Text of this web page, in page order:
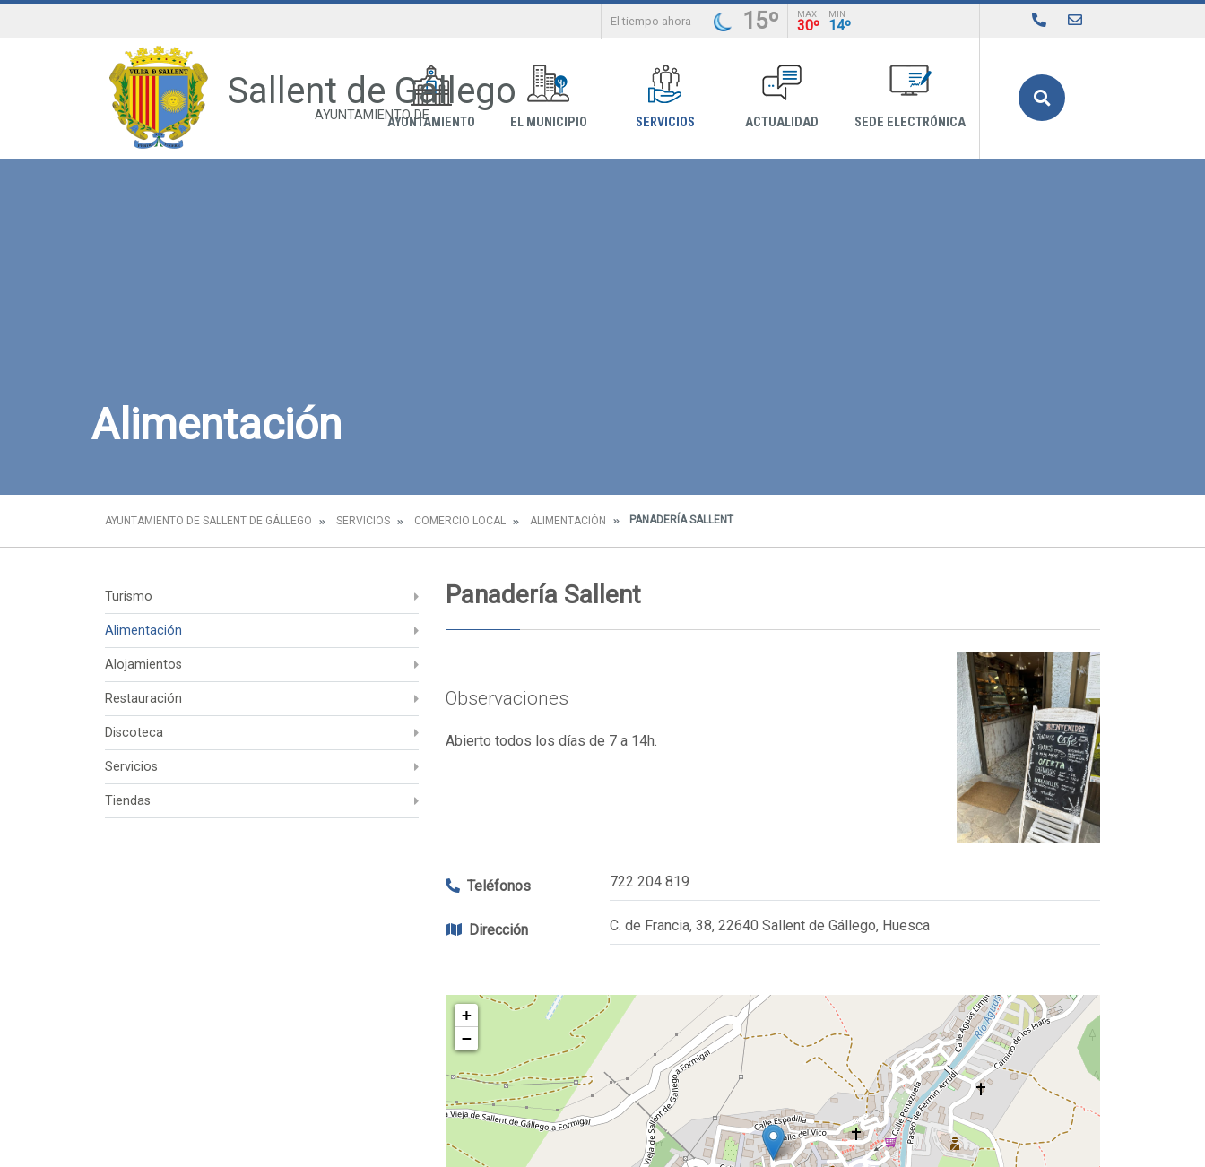
El tiempo ahora 15º MAX
30º
MIN
14º
Sallent de Gállego
AYUNTAMIENTO DEAYUNTAMIENTO EL MUNICIPIO SERVICIOS ACTUALIDAD SEDE ELECTRÓNICA
Alimentación
AYUNTAMIENTO DE SALLENT DE GÁLLEGO SERVICIOS COMERCIO LOCAL ALIMENTACIÓN PANADERÍA SALLENT
Turismo
Alimentación
Alojamientos
Restauración
Discoteca
Servicios
Tiendas
Panadería Sallent
Observaciones
Abierto todos los días de 7 a 14h.
Teléfonos 722 204 819
Dirección C. de Francia, 38, 22640 Sallent de Gállego, Huesca
+
−